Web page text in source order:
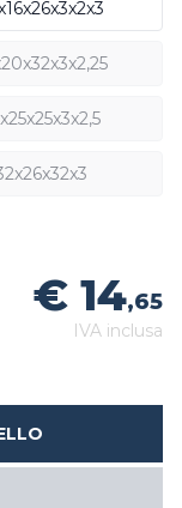
€ 14,65
IVA inclusa